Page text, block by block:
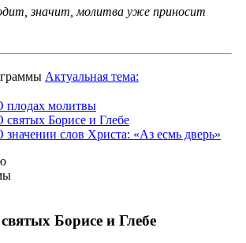
значит, молитва уже приносит
Актуальная тема:
плодах молитвы
святых Борисе и Глебе
значении слов Христа: «Аз есмь дверь»
Борисе и Глебе